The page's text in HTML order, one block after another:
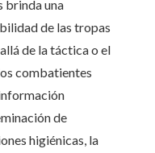
brinda una
de las tropas
de la táctica o el
combatientes
de
higiénicas, la